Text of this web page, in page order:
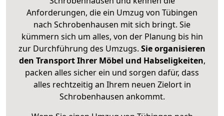
Anforderungen, die ein Umzug von Tübingen
nach Schrobenhausen mit sich bringt. Sie
kümmern sich um alles, von der Planung bis hin
zur Durchführung des Umzugs. Sie organisieren
den Transport Ihrer Möbel und Habseligkeiten,
packen alles sicher ein und sorgen dafür, dass
alles rechtzeitig an Ihrem neuen Zielort in
Schrobenhausen ankommt.